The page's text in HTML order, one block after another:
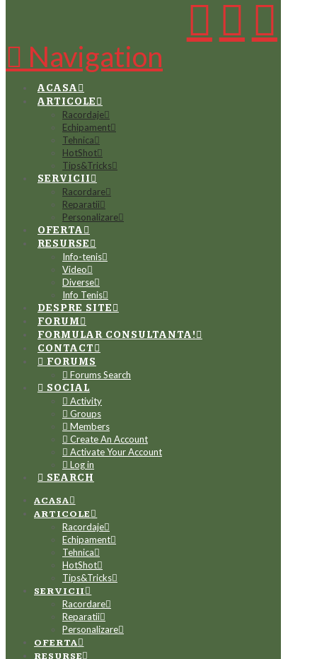
Navigation
ACASA
ARTICOLE
Racordaje
Echipament
Tehnica
HotShot
Tips&Tricks
SERVICII
Racordare
Reparatii
Personalizare
OFERTA
RESURSE
Info-tenis
Video
Diverse
Info Tenis
DESPRE SITE
FORUM
FORMULAR CONSULTANTA!
CONTACT
FORUMS
Forums Search
SOCIAL
Activity
Groups
Members
Create An Account
Activate Your Account
Log in
SEARCH
ACASA
ARTICOLE
Racordaje
Echipament
Tehnica
HotShot
Tips&Tricks
SERVICII
Racordare
Reparatii
Personalizare
OFERTA
RESURSE